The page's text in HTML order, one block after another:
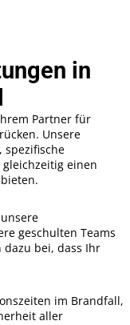
in
Partner für
Unsere
spezifische
einen
geschulten Teams
bei, dass Ihr
im Brandfall,
aller